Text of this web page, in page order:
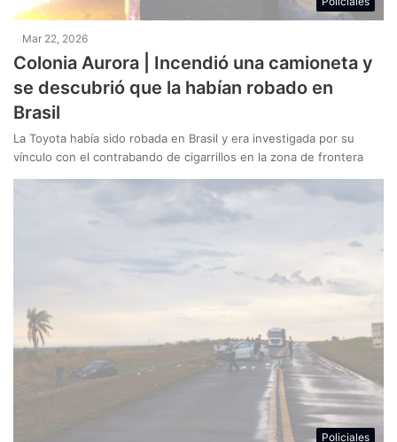
Mar 22, 2026
Colonia Aurora | Incendió una camioneta y
se descubrió que la habían robado en
Brasil
La Toyota había sido robada en Brasil y era investigada por su
vínculo con el contrabando de cigarrillos en la zona de frontera
Policiales